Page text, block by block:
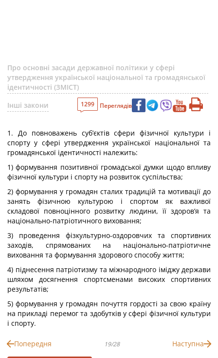
Про основні засади державної політики у сфері
утвердження української національної та громадянської
ідентичності (ЗМІСТ)
Інші закони
1299 Переглядів
1. До повноважень суб’єктів сфери фізичної культури і
спорту у сфері утвердження української національної та
громадянської ідентичності належить:
1) формування позитивної громадської думки щодо впливу
фізичної культури і спорту на розвиток суспільства;
2) формування у громадян сталих традицій та мотивації до
занять фізичною культурою і спортом як важливої
складової повноцінного розвитку людини, її здоров’я та
національно-патріотичного виховання;
3) проведення фізкультурно-оздоровчих та спортивних
заходів, спрямованих на національно-патріотичне
виховання та формування здорового способу життя;
4) піднесення патріотизму та міжнародного іміджу держави
шляхом досягнення спортсменами високих спортивних
результатів;
5) формування у громадян почуття гордості за свою країну
на прикладі перемог та здобутків у сфері фізичної культури
і спорту.
Попередня 19/28 Наступна